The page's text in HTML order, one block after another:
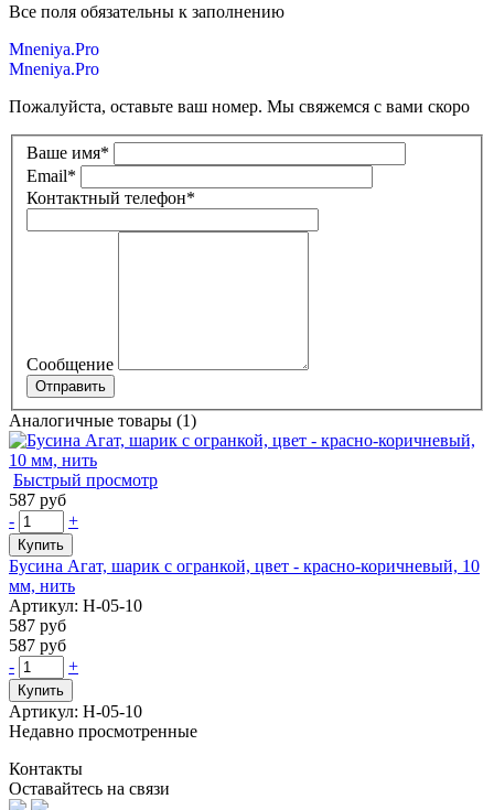
Все поля обязательны к заполнению
Mneniya.Pro
Mneniya.Pro
Пожалуйста, оставьте ваш номер. Мы свяжемся с вами скоро
Ваше имя*
Email*
Контактный телефон*
Сообщение
Аналогичные товары (1)
Быстрый просмотр
587 руб
-
+
Купить
Бусина Агат, шарик с огранкой, цвет - красно-коричневый, 10
мм, нить
Артикул: Н-05-10
587 руб
587 руб
-
+
Купить
Артикул: Н-05-10
Недавно просмотренные
Контакты
Оставайтесь на связи